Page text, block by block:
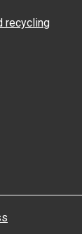
recycling